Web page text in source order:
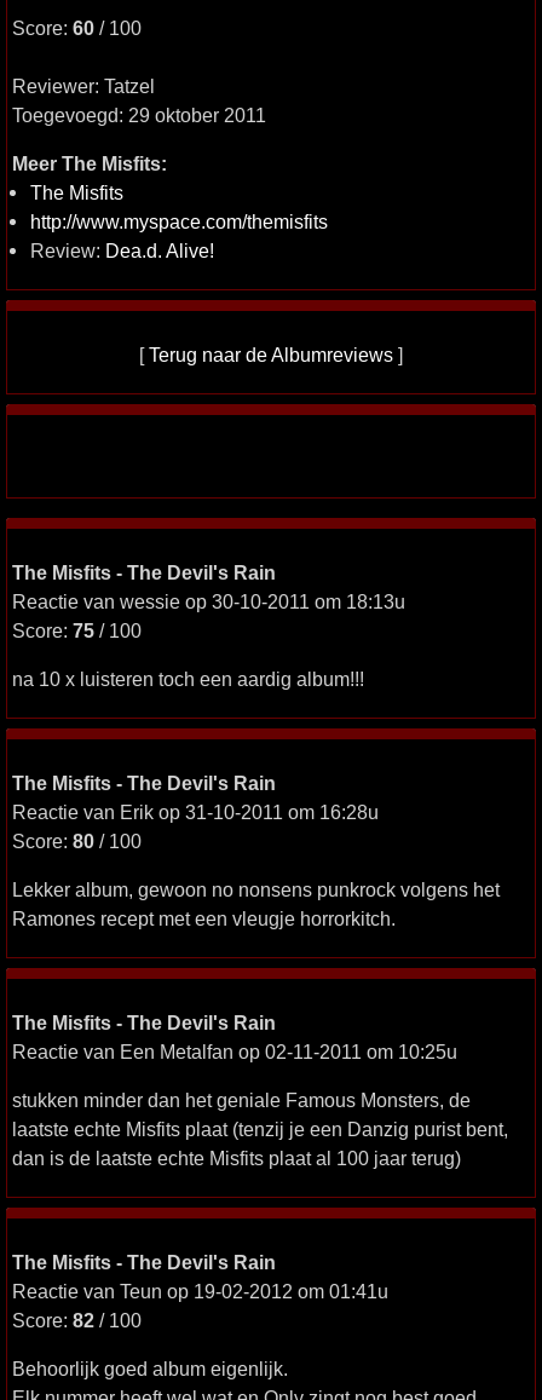
Score: 60 / 100
Reviewer: Tatzel
Toegevoegd: 29 oktober 2011
Meer The Misfits:
The Misfits
http://www.myspace.com/themisfits
Review: Dea.d. Alive!
[Terug naar de Albumreviews ]
The Misfits - The Devil's Rain
Reactie van wessie op 30-10-2011 om 18:13u
Score: 75 / 100
na 10 x luisteren toch een aardig album!!!
The Misfits - The Devil's Rain
Reactie van Erik op 31-10-2011 om 16:28u
Score: 80 / 100
Lekker album, gewoon no nonsens punkrock volgens het
Ramones recept met een vleugje horrorkitch.
The Misfits - The Devil's Rain
Reactie van Een Metalfan op 02-11-2011 om 10:25u
stukken minder dan het geniale Famous Monsters, de
laatste echte Misfits plaat (tenzij je een Danzig purist bent,
dan is de laatste echte Misfits plaat al 100 jaar terug)
The Misfits - The Devil's Rain
Reactie van Teun op 19-02-2012 om 01:41u
Score: 82 / 100
Behoorlijk goed album eigenlijk.